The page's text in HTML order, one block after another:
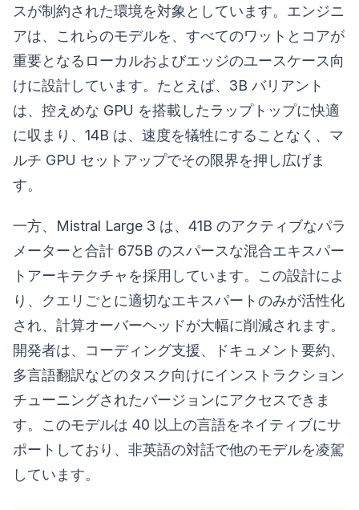
スが制約された環境を対象としています。エンジニ
アは、これらのモデルを、すべてのワットとコアが
重要となるローカルおよびエッジのユースケース向
けに設計しています。たとえば、3B バリアント
は、控えめな GPU を搭載したラップトップに快適
に収まり、14B は、速度を犠牲にすることなく、マ
ルチ GPU セットアップでその限界を押し広げま
す。
一方、Mistral Large 3 は、41B のアクティブなパラ
メーターと合計 675B のスパースな混合エキスパー
トアーキテクチャを採用しています。この設計によ
り、クエリごとに適切なエキスパートのみが活性化
され、計算オーバーヘッドが大幅に削減されます。
開発者は、コーディング支援、ドキュメント要約、
多言語翻訳などのタスク向けにインストラクション
チューニングされたバージョンにアクセスできま
す。このモデルは 40 以上の言語をネイティブにサ
ポートしており、非英語の対話で他のモデルを凌駕
しています。